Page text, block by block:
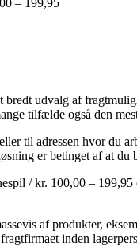
udvalg af
tilfælde også den
til adressen hvor du
er betinget af at
/ kr. 100,00 –
af produkter,
inden